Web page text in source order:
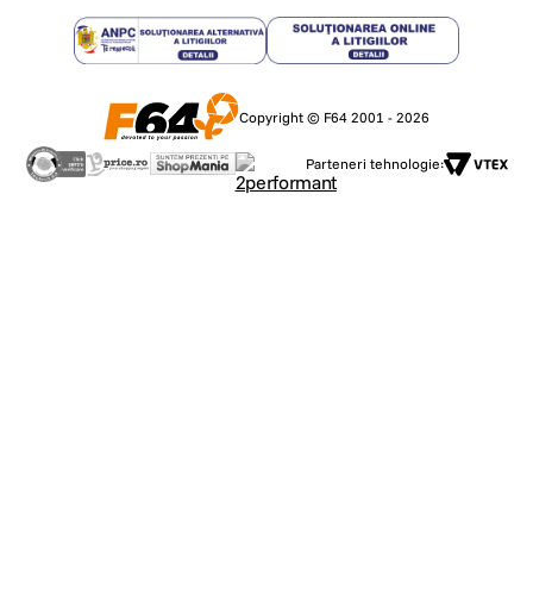
Copyright © F64 2001 - 2026
Parteneri tehnologie: